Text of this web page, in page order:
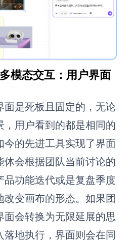
模态交互：用户界面
面是死板且固定的，无论
，用户看到的都是相同的
今的先进工具实现了界面
体会根据团队当前讨论的
品功能迭代或是复盘季度
改变画布的形态。如果团
面会转换为无限延展的思
落地执行，界面则会在同